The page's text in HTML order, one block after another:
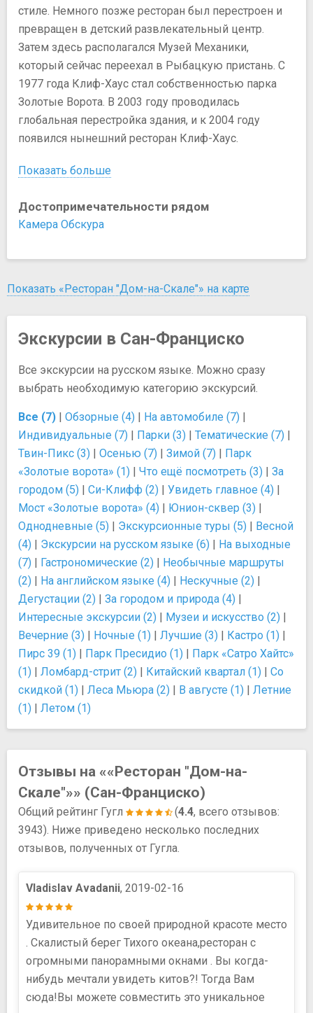
стиле. Немного позже ресторан был перестроен и
превращен в детский развлекательный центр.
Затем здесь располагался Музей Механики,
который сейчас переехал в Рыбацкую пристань. С
1977 года Клиф-Хаус стал собственностью парка
Золотые Ворота. В 2003 году проводилась
глобальная перестройка здания, и к 2004 году
появился нынешний ресторан Клиф-Хаус.
Показать больше
Достопримечательности рядом
Камера Обскура
Показать «Ресторан "Дом-на-Скале"» на карте
Экскурсии в Сан-Франциско
Все экскурсии на русском языке. Можно сразу
выбрать необходимую категорию экскурсий.
Все (7) | Обзорные (4) | На автомобиле (7) |
Индивидуальные (7) | Парки (3) | Тематические (7) |
Твин-Пикс (3) | Осенью (7) | Зимой (7) | Парк
«Золотые ворота» (1) | Что ещё посмотреть (3) | За
городом (5) | Си-Клифф (2) | Увидеть главное (4) |
Мост «Золотые ворота» (4) | Юнион-сквер (3) |
Однодневные (5) | Экскурсионные туры (5) | Весной
(4) | Экскурсии на русском языке (6) | На выходные
(7) | Гастрономические (2) | Необычные маршруты
(2) | На английском языке (4) | Нескучные (2) |
Дегустации (2) | За городом и природа (4) |
Интересные экскурсии (2) | Музеи и искусство (2) |
Вечерние (3) | Ночные (1) | Лучшие (3) | Кастро (1) |
Пирс 39 (1) | Парк Пресидио (1) | Парк «Сатро Хайтс»
(1) | Ломбард-стрит (2) | Китайский квартал (1) | Со
скидкой (1) | Леса Мьюра (2) | В августе (1) | Летние
(1) | Летом (1)
Отзывы на ««Ресторан "Дом-на-
Скале"»» (Сан-Франциско)
Общий рейтинг Гугл (4.4, всего отзывов:
3943). Ниже приведено несколько последних
отзывов, полученных от Гугла.
Vladislav Avadanii, 2019-02-16
Удивительное по своей природной красоте место
. Скалистый берег Тихого океана,ресторан с
огромными панорамными окнами . Вы когда-
нибудь мечтали увидеть китов?! Тогда Вам
сюда!Вы можете совместить это уникальное